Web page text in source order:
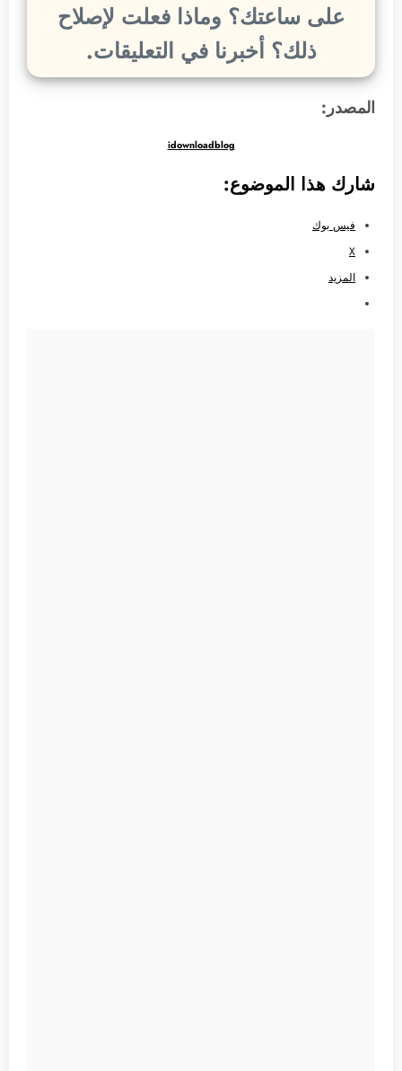
على ساعتك؟ وماذا فعلت لإصلاح
ذلك؟ أخبرنا في التعليقات.
المصدر:
idownloadblog
شارك هذا الموضوع:
فيس بوك
X
المزيد